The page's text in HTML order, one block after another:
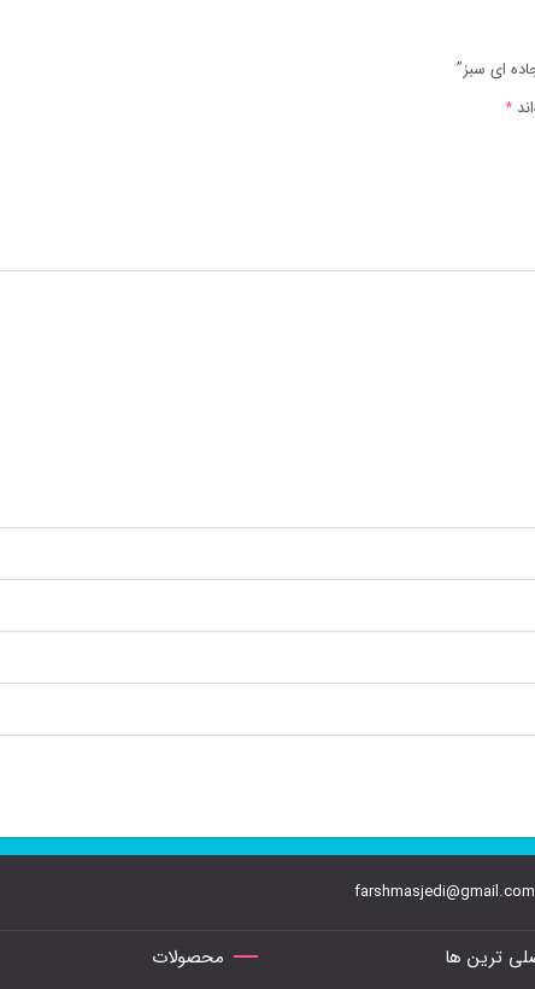
ای سبز”
*
farshmasjedi@gmail.com
ترین ها محصولات